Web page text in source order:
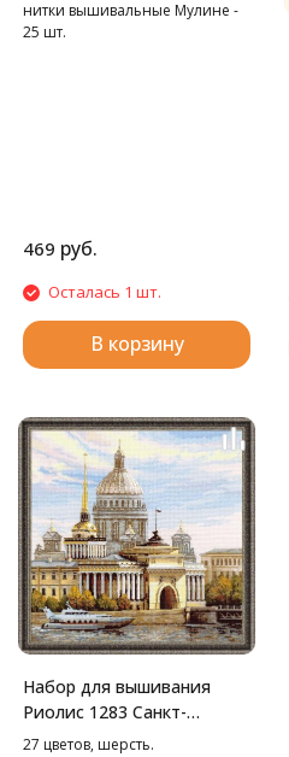
нитки вышивальные Мулине -
25 шт.
469 руб.
Осталась 1 шт.
В корзину
Набор для вышивания
Риолис 1283 Санкт-
петербург.
27 цветов, шерсть.